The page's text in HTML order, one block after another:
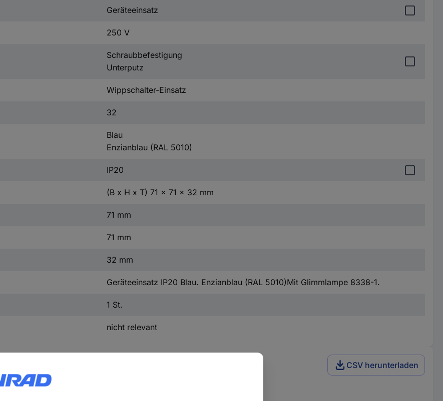
Geräteeinsatz
250 V
Schraubbefestigung
Unterputz
Wippschalter-Einsatz
32
Blau
Enzianblau (RAL 5010)
IP20
(B x H x T) 71 x 71 x 32 mm
71 mm
71 mm
32 mm
Geräteeinsatz IP20 Blau. Enzianblau (RAL 5010)Mit Glimmlampe 8338-1.
1 St.
nicht relevant
CSV herunterladen